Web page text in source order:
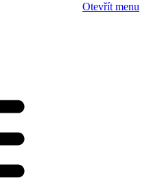
Otevřít menu